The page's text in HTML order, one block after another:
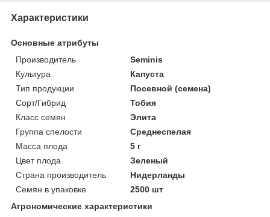
Характеристики
Основные атрибуты
Производитель
Seminis
Культура
Капуста
Тип продукции
Посевной (семена)
Сорт/Гибрид
Тобия
Класс семян
Элита
Группа спелости
Среднеспелая
Масса плода
5 г
Цвет плода
Зеленый
Страна производитель
Нидерланды
Семян в упаковке
2500 шт
Агрономические характеристики